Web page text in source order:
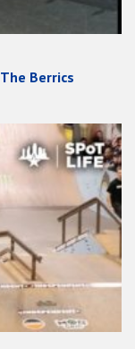
Berrics